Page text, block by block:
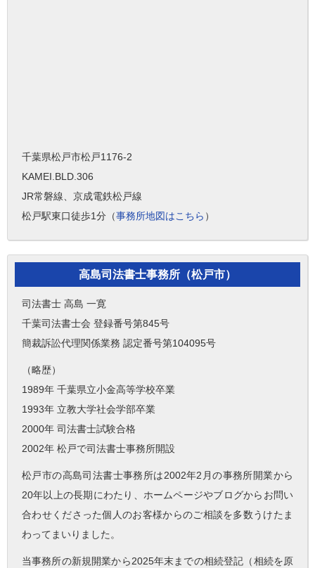
千葉県松戸市松戸1176-2
KAMEI.BLD.306
JR常磐線、京成電鉄松戸線
松戸駅東口徒歩1分（事務所地図はこちら ）
高島司法書士事務所（松戸市）
司法書士 高島 一寛
千葉司法書士会 登録番号第845号
簡裁訴訟代理関係業務 認定番号第104095号
（略歴）
1989年 千葉県立小金高等学校卒業
1993年 立教大学社会学部卒業
2000年 司法書士試験合格
2002年 松戸で司法書士事務所開設
松戸市の高島司法書士事務所は2002年2月の事務所開業から
20年以上の長期にわたり、ホームページやブログからお問い
合わせくださった個人のお客様からのご相談を多数うけたま
わってまいりました。
当事務所の新規開業から2025年末までの相続登記（相続を原